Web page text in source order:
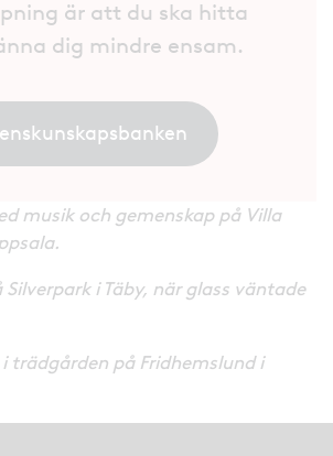
är att du ska hitta
dig mindre ensam.
musik och gemenskap på Villa
i Täby, när glass väntade
trädgården på Fridhemslund i